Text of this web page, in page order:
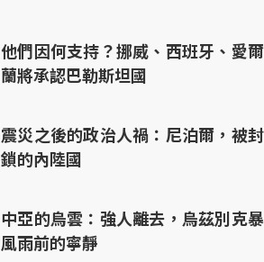
他們因何支持？挪威、西班牙、愛爾
蘭將承認巴勒斯坦國
震災之後的政治人禍：尼泊爾，被封
鎖的內陸國
中亞的烏雲：強人離去，烏茲別克暴
風雨前的寧靜